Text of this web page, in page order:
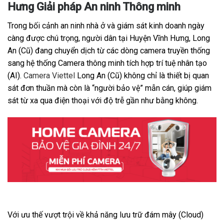
Hưng Giải pháp An ninh Thông minh
Trong bối cảnh an ninh nhà ở và giám sát kinh doanh ngày
càng được chú trọng, người dân tại Huyện Vĩnh Hưng, Long
An (Cũ) đang chuyển dịch từ các dòng camera truyền thống
sang hệ thống Camera thông minh tích hợp trí tuệ nhân tạo
(AI). Camera Viettel Long An (Cũ) không chỉ là thiết bị quan
sát đơn thuần mà còn là “người bảo vệ” mẫn cán, giúp giám
sát từ xa qua điện thoại với độ trễ gần như bằng không.
Với ưu thế vượt trội về khả năng lưu trữ đám mây (Cloud)